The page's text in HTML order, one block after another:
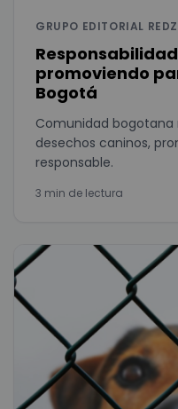
GRUPO EDITORIAL
promoviendo
Bogotá
Comunidad
desechos caninos,
responsable.
3 min de lectura